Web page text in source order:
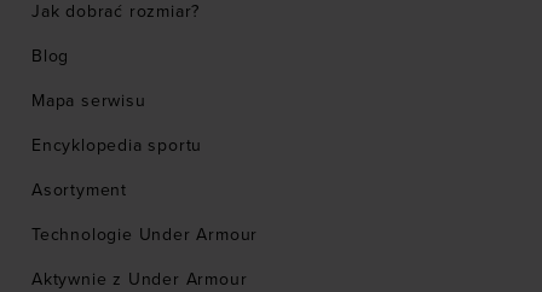
Jak dobrać rozmiar?
Blog
Mapa serwisu
Encyklopedia sportu
Asortyment
Technologie Under Armour
Aktywnie z Under Armour